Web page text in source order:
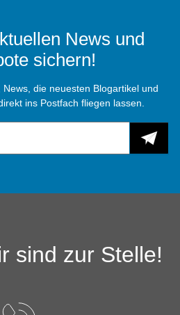
News und
sichern!
die neuesten Blogartikel und
ins Postfach fliegen lassen.
sind zur Stelle!